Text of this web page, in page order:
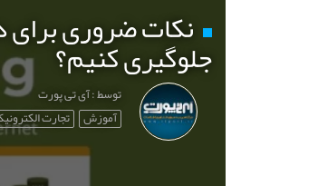
نکات ضروری برای
جلوگیری کنیم؟
توسط : آی تی پورت
آموزش تجارت